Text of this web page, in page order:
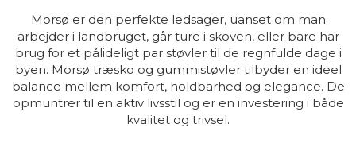
Morsø er den perfekte ledsager, uanset om man
arbejder i landbruget, går ture i skoven, eller bare har
brug for et pålideligt par støvler til de regnfulde dage i
byen. Morsø træsko og gummistøvler tilbyder en ideel
balance mellem komfort, holdbarhed og elegance. De
opmuntrer til en aktiv livsstil og er en investering i både
kvalitet og trivsel.